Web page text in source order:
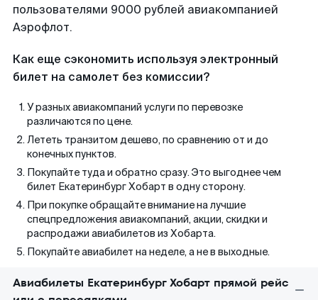
пользователями 9000 рублей авиакомпанией
Аэрофлот.
Как еще сэкономить используя электронный
билет на самолет без комиссии?
У разных авиакомпаний услуги по перевозке
различаются по цене.
Лететь транзитом дешево, по сравнению от и до
конечных пунктов.
Покупайте туда и обратно сразу. Это выгоднее чем
билет Екатеринбург Хобарт в одну сторону.
При покупке обращайте внимание на лучшие
спецпредложения авиакомпаний, акции, скидки и
распродажи авиабилетов из Хобарта.
Покупайте авиабилет на неделе, а не в выходные.
Авиабилеты Екатеринбург Хобарт прямой рейс